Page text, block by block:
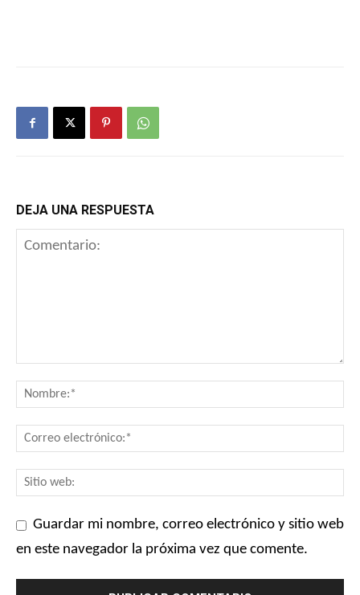
DEJA UNA RESPUESTA
Guardar mi nombre, correo electrónico y sitio web
en este navegador la próxima vez que comente.